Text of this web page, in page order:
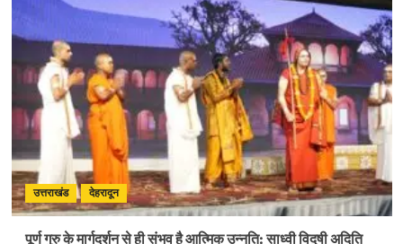
विरुद्ध
जनभागीदारी
से
चलाना
होगा
प्रभावी
अभियान
:
मुख्यमंत्री
उत्तराखंड देहरादून
पूर्ण गुरु के मार्गदर्शन से ही संभव है आत्मिक उन्नति: साध्वी विदुषी अदिति